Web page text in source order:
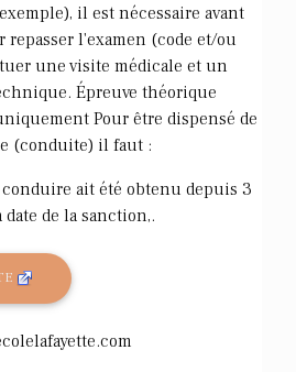
il est nécessaire avant
l'examen (code et/ou
une visite médicale et un
Épreuve théorique
Pour être dispensé de
(conduite) il faut :
ait été obtenu depuis 3
de la sanction,.